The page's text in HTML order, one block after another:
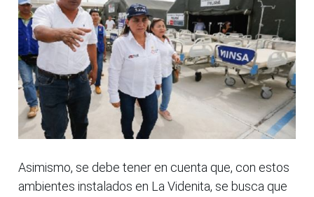
Asimismo, se debe tener en cuenta que, con estos
ambientes instalados en La Videnita, se busca que